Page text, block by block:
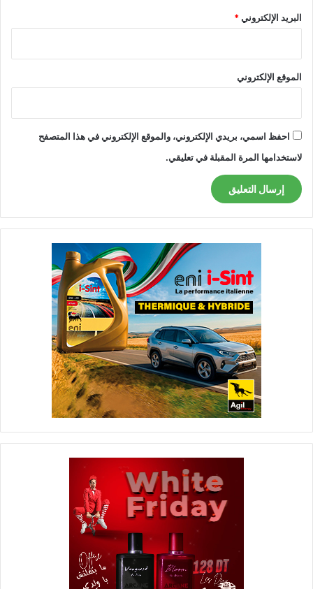
البريد الإلكتروني*
الموقع الإلكتروني
احفظ اسمي، بريدي الإلكتروني، والموقع الإلكتروني في هذا المتصفح
لاستخدامها المرة المقبلة في تعليقي.